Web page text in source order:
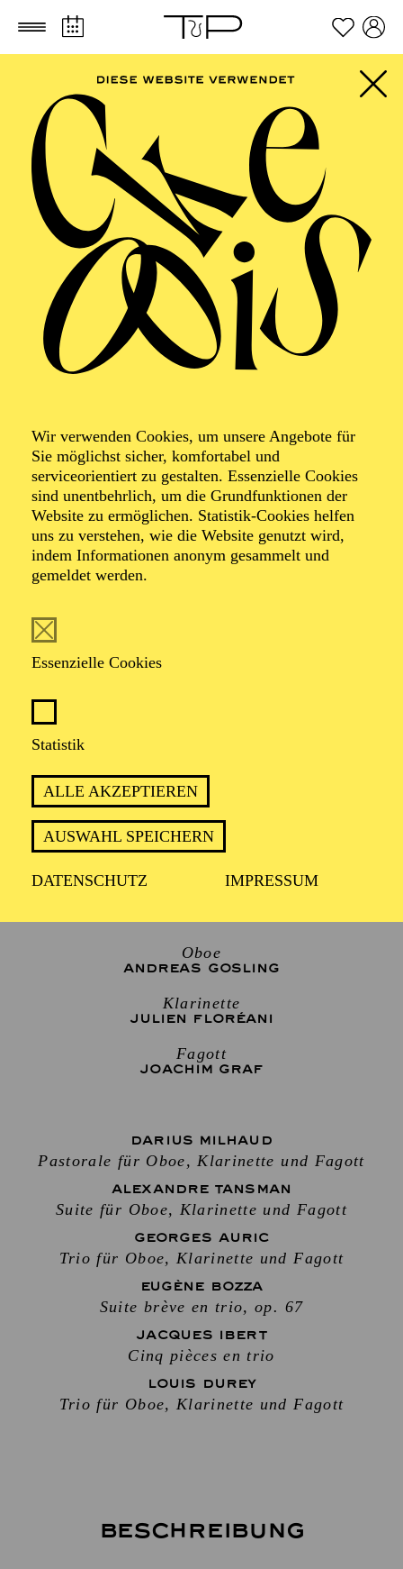
Zum Hauptinhalt springen Zum Footer springen
Wir verwenden Cookies, um unsere Angebote für
Sie möglichst sicher, komfortabel und
serviceorientiert zu gestalten. Essenzielle Cookies
sind unentbehrlich, um die Grundfunktionen der
Website zu ermöglichen. Statistik-Cookies helfen
uns zu verstehen, wie die Website genutzt wird,
indem Informationen anonym gesammelt und
gemeldet werden.
Essenzielle Cookies
Statistik
ALLE AKZEPTIEREN
AUSWAHL SPEICHERN
DATENSCHUTZ IMPRESSUM
ESSENER
PHILHARMONIKER
Le groupe des Six
et amis
Werke von Alexandre Tansman, Darius Milhaud,
Eugène Bozza, Georges Auric, Jacques Ibert, Louis
TERMIN
Sonntag 15. November 2026
2 Stunden, inkl. Pause
Oboe
ANDREAS GOSLING
Klarinette
JULIEN FLORÉANI
Fagott
JOACHIM GRAF
DARIUS MILHAUD
Pastorale für Oboe, Klarinette und Fagott
ALEXANDRE TANSMAN
Suite für Oboe, Klarinette und Fagott
GEORGES AURIC
Trio für Oboe, Klarinette und Fagott
EUGÈNE BOZZA
Suite brève en trio, op. 67
JACQUES IBERT
Cinq pièces en trio
LOUIS DUREY
Trio für Oboe, Klarinette und Fagott
Beschreibung